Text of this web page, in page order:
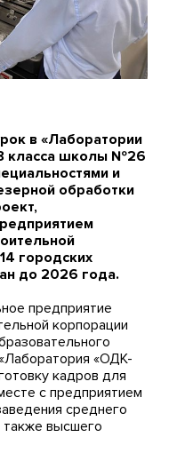
в «Лаборатории
класса школы №26
и
обработки
городских
до 2026 года.
предприятие
корпорации
«ОДК-
кадров для
с предприятием
среднего
высшего